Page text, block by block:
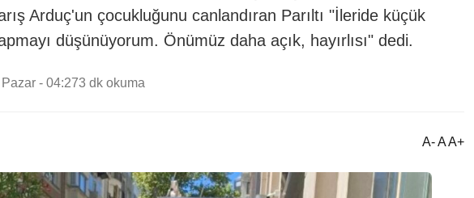
Arduç'un çocukluğunu canlandıran Parıltı "İleride küçük
düşünüyorum. Önümüz daha açık, hayırlısı" dedi.
- 04:273 dk okuma
A- A A+